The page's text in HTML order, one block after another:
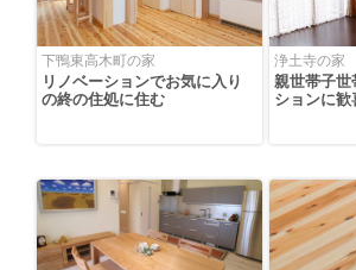
下鴨東高木町の家
リノベーションでお気に入り
の終の住処に住む
浄土寺の家
親世帯子世
ションに歓